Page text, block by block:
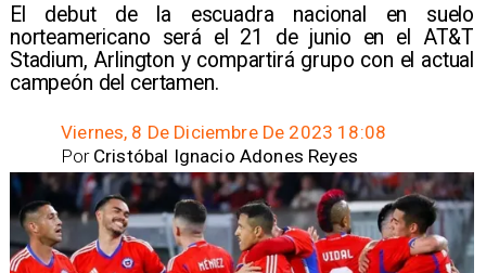
El debut de la escuadra nacional en suelo
norteamericano será el 21 de junio en el AT&T
Stadium, Arlington y compartirá grupo con el actual
campeón del certamen.
Viernes, 8 De Diciembre De 2023 18:08
Cristóbal Ignacio Adones Reyes
Por